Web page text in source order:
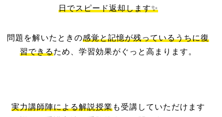
日でスピード返却します✨
問題を解いたときの感覚と記憶が残っているうちに復
習できるため、学習効果がぐっと高まります。
実力講師陣による解説授業も受講していただけます